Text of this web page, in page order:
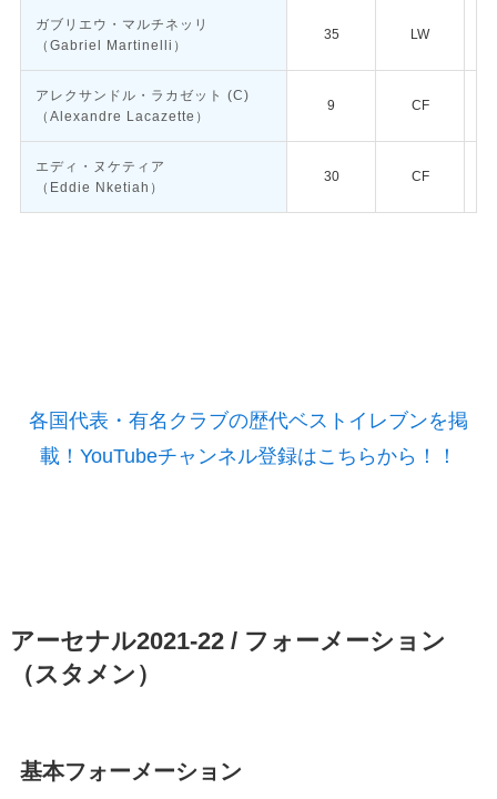
ガブリエウ・マルチネッリ
（Gabriel Martinelli）
35 LW
アレクサンドル・ラカゼット (C)
（Alexandre Lacazette）
9 CF
エディ・ヌケティア
（Eddie Nketiah）
30 CF
各国代表・有名クラブの歴代ベストイレブンを掲
載！YouTubeチャンネル登録はこちらから！！
アーセナル2021-22 / フォーメーション
（スタメン）
基本フォーメーション